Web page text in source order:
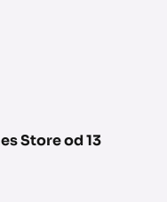
Store od 13